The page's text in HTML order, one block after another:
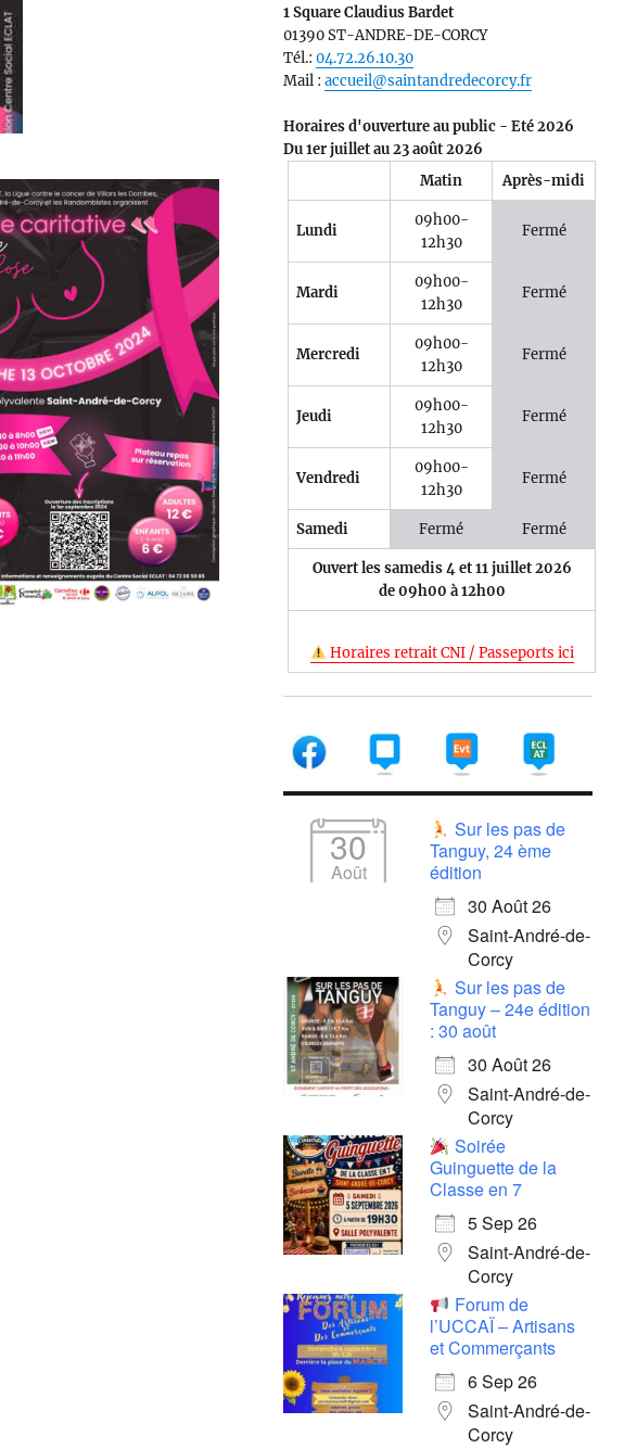
Office 365 Outlook Live
1 Square Claudius Bardet
01390 ST-ANDRE-DE-CORCY
Tél.:04.72.26.10.30
Mail :accueil@saintandredecorcy.fr
Horaires d'ouverture au public - Eté 2026
Du 1er juillet au 23 août 2026
Matin
Après-midi
Lundi
09h00-
12h30
Fermé
Mardi
09h00-
12h30
Fermé
Mercredi
09h00-
12h30
Fermé
Jeudi
09h00-
12h30
Fermé
Vendredi
09h00-
12h30
Fermé
Samedi Fermé Fermé
Ouvert les samedis 4 et 11 juillet 2026
de 09h00 à 12h00
Horaires retrait CNI / Passeports ici
30
Août
Sur les pas de
Tanguy, 24 ème
édition
30 Août 26
Saint-André-de-
Corcy
Sur les pas de
Tanguy – 24e édition
: 30 août
30 Août 26
Saint-André-de-
Corcy
Soirée
Guinguette de la
Classe en 7
5 Sep 26
Saint-André-de-
Corcy
Forum de
l’UCCAÏ – Artisans
et Commerçants
6 Sep 26
Saint-André-de-
Corcy